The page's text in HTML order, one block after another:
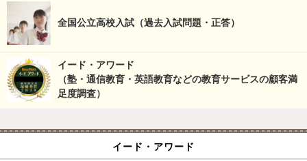
全国公立高校入試（過去入試問題・正答）
イード・アワード
（塾・通信教育・英語教育などの教育サービスの顧客満
足度調査）
イード・アワード